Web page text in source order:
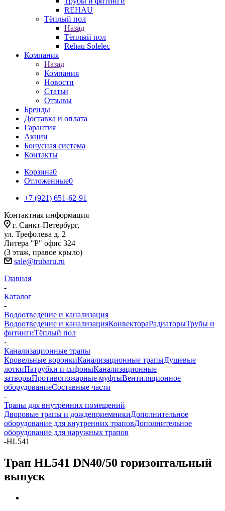
REHAU
Тёплый пол
Назад
Тёплый пол
Rehau Solelec
Компания
Назад
Компания
Новости
Статьи
Отзывы
Бренды
Доставка и оплата
Гарантия
Акции
Бонусная система
Контакты
Корзина0
Отложенные0
+7 (921) 651-62-91
Контактная информация
г. Санкт-Петербург,
ул. Трефолева д. 2
Литера "Р" офис 324
(3 этаж, правое крыло)
sale@trubaru.ru
Главная
-
Каталог
-
Водоотведение и канализация
Водоотведение и канализацияКонвектораРадиаторыТрубы и
фитингиТёплый пол
-
Канализационные трапы
Кровельные воронкиКанализационные трапыДушевые
лоткиПатрубки и сифоныКанализационные
затворыПротивопожарные муфтыВентиляционное
оборудованиеСоставные части
-
Трапы для внутренних помещений
Дворовые трапы и дождеприемникиДополнительное
оборудование для внутренних траповДополнительное
оборудование для наружных трапов
-HL541
Трап HL541 DN40/50 горизонтальный
выпуск